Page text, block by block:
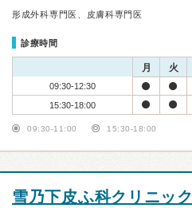
形成外科専門医、皮膚科専門医
診療時間
月 火
09:30-12:30
15:30-18:00
09:30-11:00 15:30-18:00
雪乃下皮ふ科クリニック